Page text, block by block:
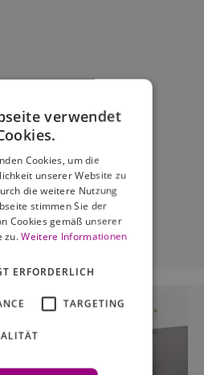
verwendet
Cookies, um die
unserer Website zu
die weitere Nutzung
stimmen Sie der
Cookies gemäß unserer
zu.Weitere Informationen
ERFORDERLICH
TARGETING